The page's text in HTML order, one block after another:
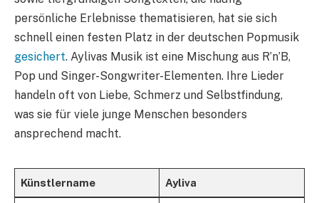
persönliche Erlebnisse thematisieren, hat sie sich
schnell einen festen Platz in der deutschen Popmusik
gesichert. Aylivas Musik ist eine Mischung aus R’n’B,
Pop und Singer-Songwriter-Elementen. Ihre Lieder
handeln oft von Liebe, Schmerz und Selbstfindung,
was sie für viele junge Menschen besonders
ansprechend macht.
Künstlername Ayliva